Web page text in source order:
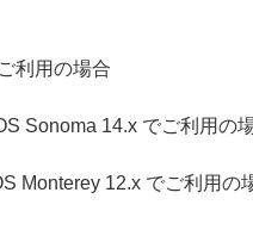
利用の場合
Sonoma 14.x でご利用の
Monterey 12.x でご利用の